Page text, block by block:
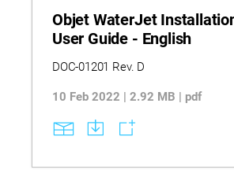
Objet WaterJet
User Guide - English
DOC-01201 Rev. D
10 Feb 2022 | 2.92 MB | pdf